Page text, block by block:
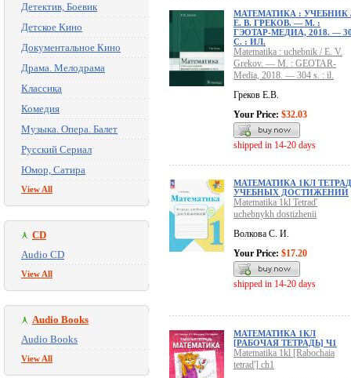
Детектив, Боевик
Детское Кино
Документальное Кино
Драма. Мелодрама
Классика
Комедия
Музыка. Опера. Балет
Русский Сериал
Юмор, Сатира
View All
CD
Audio CD
View All
Audio Books
Audio Books
View All
МАТЕМАТИКА : УЧЕБНИК
Е. В. ГРЕКОВ. — М. :
ГЭОТАР-МЕДИА, 2018. —
С. : ИЛ.
Matematika : uchebnik / E. V.
Grekov. — M. : GEOTAR-
Media, 2018. — 304 s. : il.
Греков Е.В.
Your Price: $32.03
shipped in 14-20 days
МАТЕМАТИКА 1КЛ
УЧЕБНЫХ ДОСТИЖЕНИЙ
Matematika 1kl Tetrad'
uchebnykh dostizhenii
Волкова С. И.
Your Price: $17.20
shipped in 14-20 days
МАТЕМАТИКА 1КЛ
[РАБОЧАЯ ТЕТРАДЬ] Ч1
Matematika 1kl [Rabochaia
tetrad'] ch1